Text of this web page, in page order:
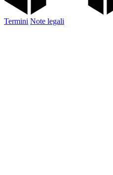
Termini Note legali